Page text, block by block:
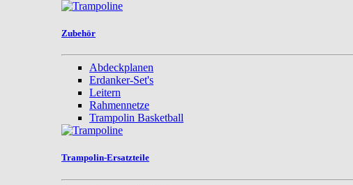
Zubehör
Abdeckplanen
Erdanker-Set's
Leitern
Rahmennetze
Trampolin Basketball
Trampolin-Ersatzteile